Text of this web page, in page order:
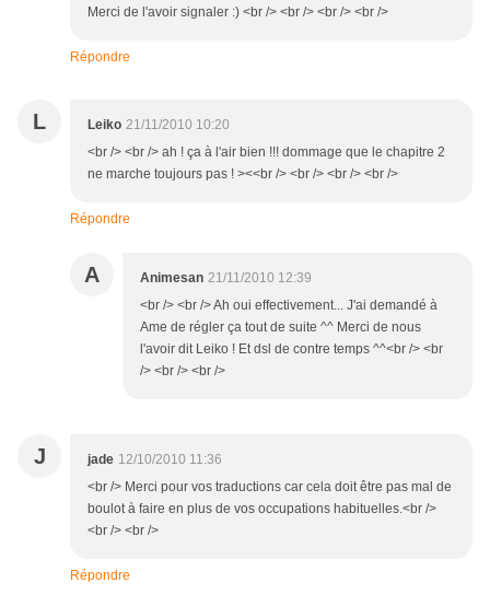
Merci de l'avoir signaler :) <br /> <br /> <br /> <br />
Répondre
L Leiko 21/11/2010 10:20
<br /> <br /> ah ! ça à l'air bien !!! dommage que le chapitre 2
ne marche toujours pas ! ><<br /> <br /> <br /> <br />
Répondre
A Animesan 21/11/2010 12:39
<br /> <br /> Ah oui effectivement... J'ai demandé à
Ame de régler ça tout de suite ^^ Merci de nous
l'avoir dit Leiko ! Et dsl de contre temps ^^<br /> <br
/> <br /> <br />
J jade 12/10/2010 11:36
<br /> Merci pour vos traductions car cela doit être pas mal de
boulot à faire en plus de vos occupations habituelles.<br />
<br /> <br />
Répondre